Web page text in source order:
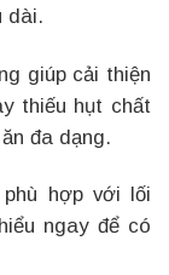
dài.
giúp cải thiện
thiếu hụt chất
đa dạng.
hợp với lối
ngay để có